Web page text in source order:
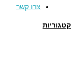
צרו קשר
קטגוריות